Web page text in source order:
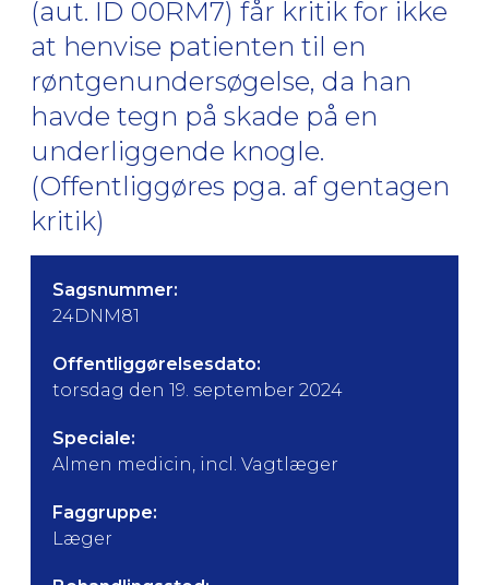
(aut. ID 00RM7) får kritik for ikke
at henvise patienten til en
røntgenundersøgelse, da han
havde tegn på skade på en
underliggende knogle.
(Offentliggøres pga. af gentagen
kritik)
Sagsnummer:
24DNM81
Offentliggørelsesdato:
torsdag den 19. september 2024
Speciale:
Almen medicin, incl. Vagtlæger
Faggruppe:
Læger